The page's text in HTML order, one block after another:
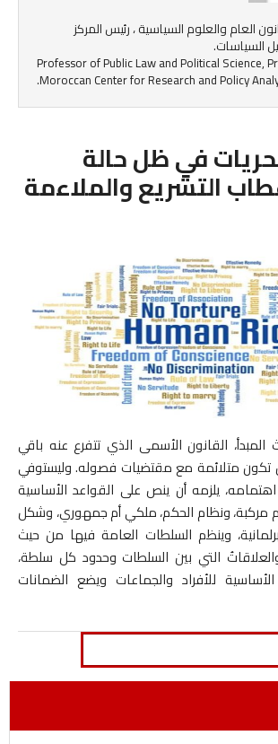
العام والعلوم السياسية ، رئيس المركز
السياسات.
Professor of Public Law and Political Science,
Moroccan Center for Research and Policy
في ظل حالة
التشريع والملاءمة
المبدأ، القانون الأسمى الذي تتفرع عنه باقي
تكون متلائمة مع مقتضيات فصوله. وليستوفي
يلزمه أن ينص على القواعد الأساسية
مركبة، ونظام الحكم، ملكي أم جمهوري، وشكل
وينظم السلطات العامة فيها من حيث
التي بين السلطات وحدود كل سلطة،
للأفراد والجماعات ويضع الضمانات